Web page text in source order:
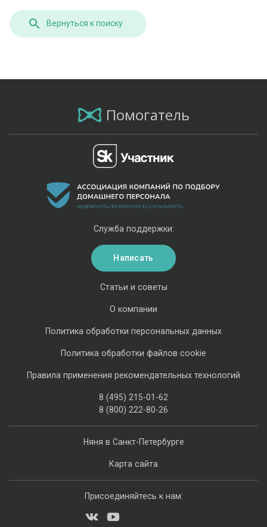
Вернуться к поиску
Помогатель
Няня в Санкт-Петербурге
Карта сайта
Статьи и советы
О компании
Политика обработки персональных данных
Политика обработки файлов cookie
Правила применения рекомендательных технологий
8 (495) 215-01-62
8 (800) 222-80-26
Служба поддержки:
Написать
Присоединяйтесь к нам: